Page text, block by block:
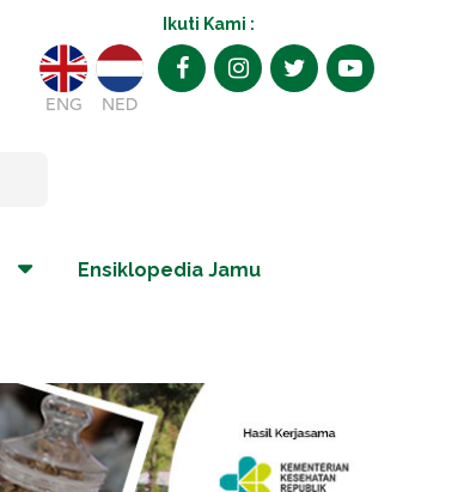
Ikuti Kami :
ENG NED
Ensiklopedia Jamu